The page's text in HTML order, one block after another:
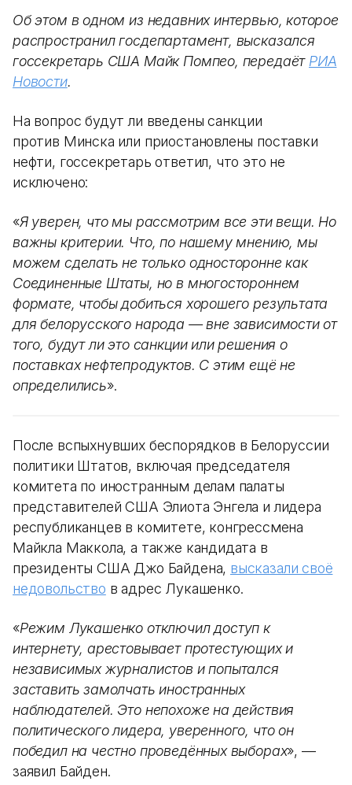
Об этом в одном из недавних интервью, которое
распространил госдепартамент, высказался
госсекретарь США Майк Помпео, передаёт РИА
Новости.
На вопрос будут ли введены санкции
против Минска или приостановлены поставки
нефти, госсекретарь ответил, что это не
исключено:
«Я уверен, что мы рассмотрим все эти вещи. Но
важны критерии. Что, по нашему мнению, мы
можем сделать не только односторонне как
Соединенные Штаты, но в многостороннем
формате, чтобы добиться хорошего результата
для белорусского народа — вне зависимости от
того, будут ли это санкции или решения о
поставках нефтепродуктов. С этим ещё не
определились».
После вспыхнувших беспорядков в Белоруссии
политики Штатов, включая председателя
комитета по иностранным делам палаты
представителей США Элиота Энгела и лидера
республиканцев в комитете, конгрессмена
Майкла Маккола, а также кандидата в
президенты США Джо Байдена, высказали своё
недовольство в адрес Лукашенко.
«Режим Лукашенко отключил доступ к
интернету, арестовывает протестующих и
независимых журналистов и попытался
заставить замолчать иностранных
наблюдателей. Это непохоже на действия
политического лидера, уверенного, что он
победил на честно проведённых выборах», —
заявил Байден.